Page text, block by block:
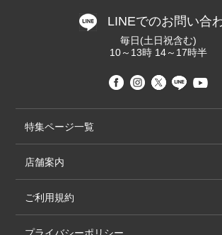
LINEでのお問い合
毎日(土日祝含む)
10～13時 14～17時半
特集ページ一覧
店舗案内
ご利用規約